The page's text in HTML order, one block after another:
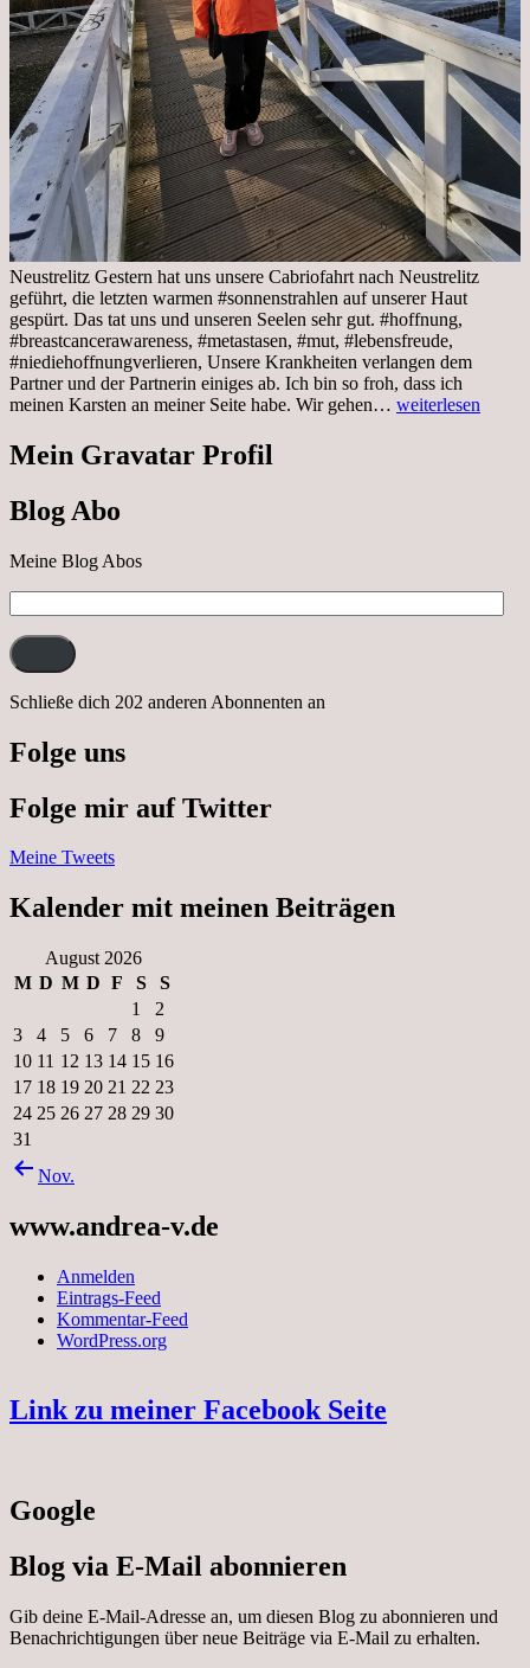
Neustrelitz Gestern hat uns unsere Cabriofahrt nach Neustrelitz
geführt, die letzten warmen #sonnenstrahlen auf unserer Haut
gespürt. Das tat uns und unseren Seelen sehr gut. #hoffnung,
#breastcancerawareness, #metastasen, #mut, #lebensfreude,
#niediehoffnungverlieren, Unsere Krankheiten verlangen dem
Partner und der Partnerin einiges ab. Ich bin so froh, dass ich
meinen Karsten an meiner Seite habe. Wir gehen… Sonnabend,
weiterlesen
Mein Gravatar Profil
Blog Abo
Meine Blog Abos
Mail-
Adresse:
Schließe dich 202 anderen Abonnenten an
Folge uns
Folge mir auf Twitter
Meine Tweets
Kalender mit meinen Beiträgen
August 2026
M D M D F S
S
1
2
3
4 5 6 7 8
9
10 11 12 13 14 15 16
17 18 19 20 21 22 23
24 25 26 27 28 29 30
31
Nov.
www.andrea-v.de
Anmelden
Eintrags-Feed
Kommentar-Feed
WordPress.org
Link zu meiner Facebook Seite
Google
Blog via E-Mail abonnieren
Gib deine E-Mail-Adresse an, um diesen Blog zu abonnieren und
Benachrichtigungen über neue Beiträge via E-Mail zu erhalten.